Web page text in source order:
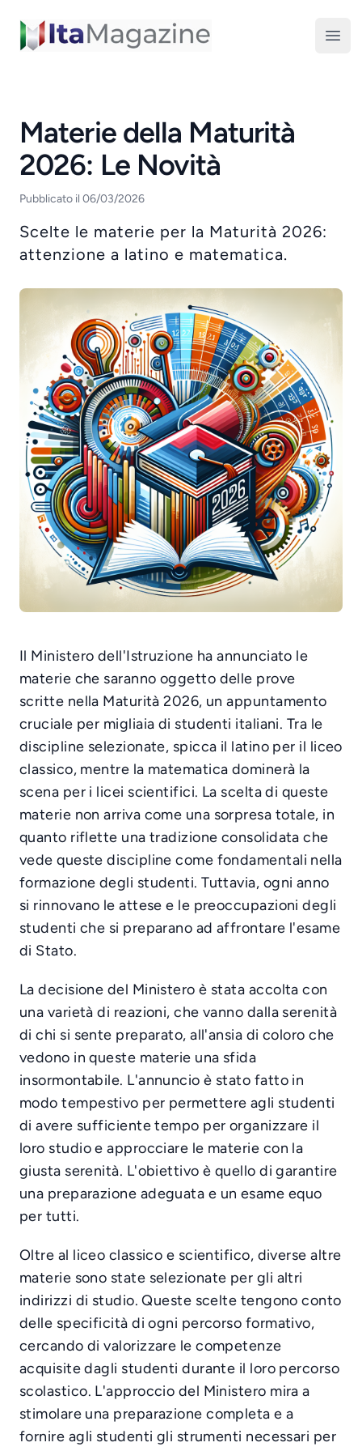
ItaMagazine
Materie della Maturità
2026: Le Novità
Pubblicato il 06/03/2026
Scelte le materie per la Maturità 2026:
attenzione a latino e matematica.
Il Ministero dell'Istruzione ha annunciato le
materie che saranno oggetto delle prove
scritte nella Maturità 2026, un appuntamento
cruciale per migliaia di studenti italiani. Tra le
discipline selezionate, spicca il latino per il liceo
classico, mentre la matematica dominerà la
scena per i licei scientifici. La scelta di queste
materie non arriva come una sorpresa totale, in
quanto riflette una tradizione consolidata che
vede queste discipline come fondamentali nella
formazione degli studenti. Tuttavia, ogni anno
si rinnovano le attese e le preoccupazioni degli
studenti che si preparano ad affrontare l'esame
di Stato.
La decisione del Ministero è stata accolta con
una varietà di reazioni, che vanno dalla serenità
di chi si sente preparato, all'ansia di coloro che
vedono in queste materie una sfida
insormontabile. L'annuncio è stato fatto in
modo tempestivo per permettere agli studenti
di avere sufficiente tempo per organizzare il
loro studio e approcciare le materie con la
giusta serenità. L'obiettivo è quello di garantire
una preparazione adeguata e un esame equo
per tutti.
Oltre al liceo classico e scientifico, diverse altre
materie sono state selezionate per gli altri
indirizzi di studio. Queste scelte tengono conto
delle specificità di ogni percorso formativo,
cercando di valorizzare le competenze
acquisite dagli studenti durante il loro percorso
scolastico. L'approccio del Ministero mira a
stimolare una preparazione completa e a
fornire agli studenti gli strumenti necessari per